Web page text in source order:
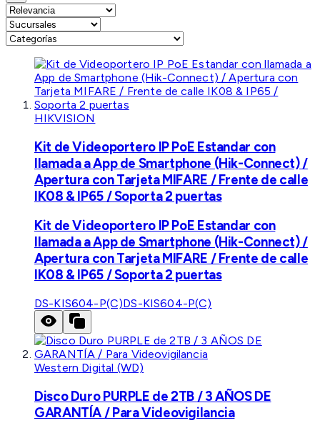
HIKVISION
Kit de Videoportero IP PoE Estandar con
llamada a App de Smartphone (Hik-Connect) /
Apertura con Tarjeta MIFARE / Frente de calle
IK08 & IP65 / Soporta 2 puertas
Kit de Videoportero IP PoE Estandar con
llamada a App de Smartphone (Hik-Connect) /
Apertura con Tarjeta MIFARE / Frente de calle
IK08 & IP65 / Soporta 2 puertas
DS-KIS604-P(C)DS-KIS604-P(C)
Western Digital (WD)
Disco Duro PURPLE de 2TB / 3 AÑOS DE
GARANTÍA / Para Videovigilancia